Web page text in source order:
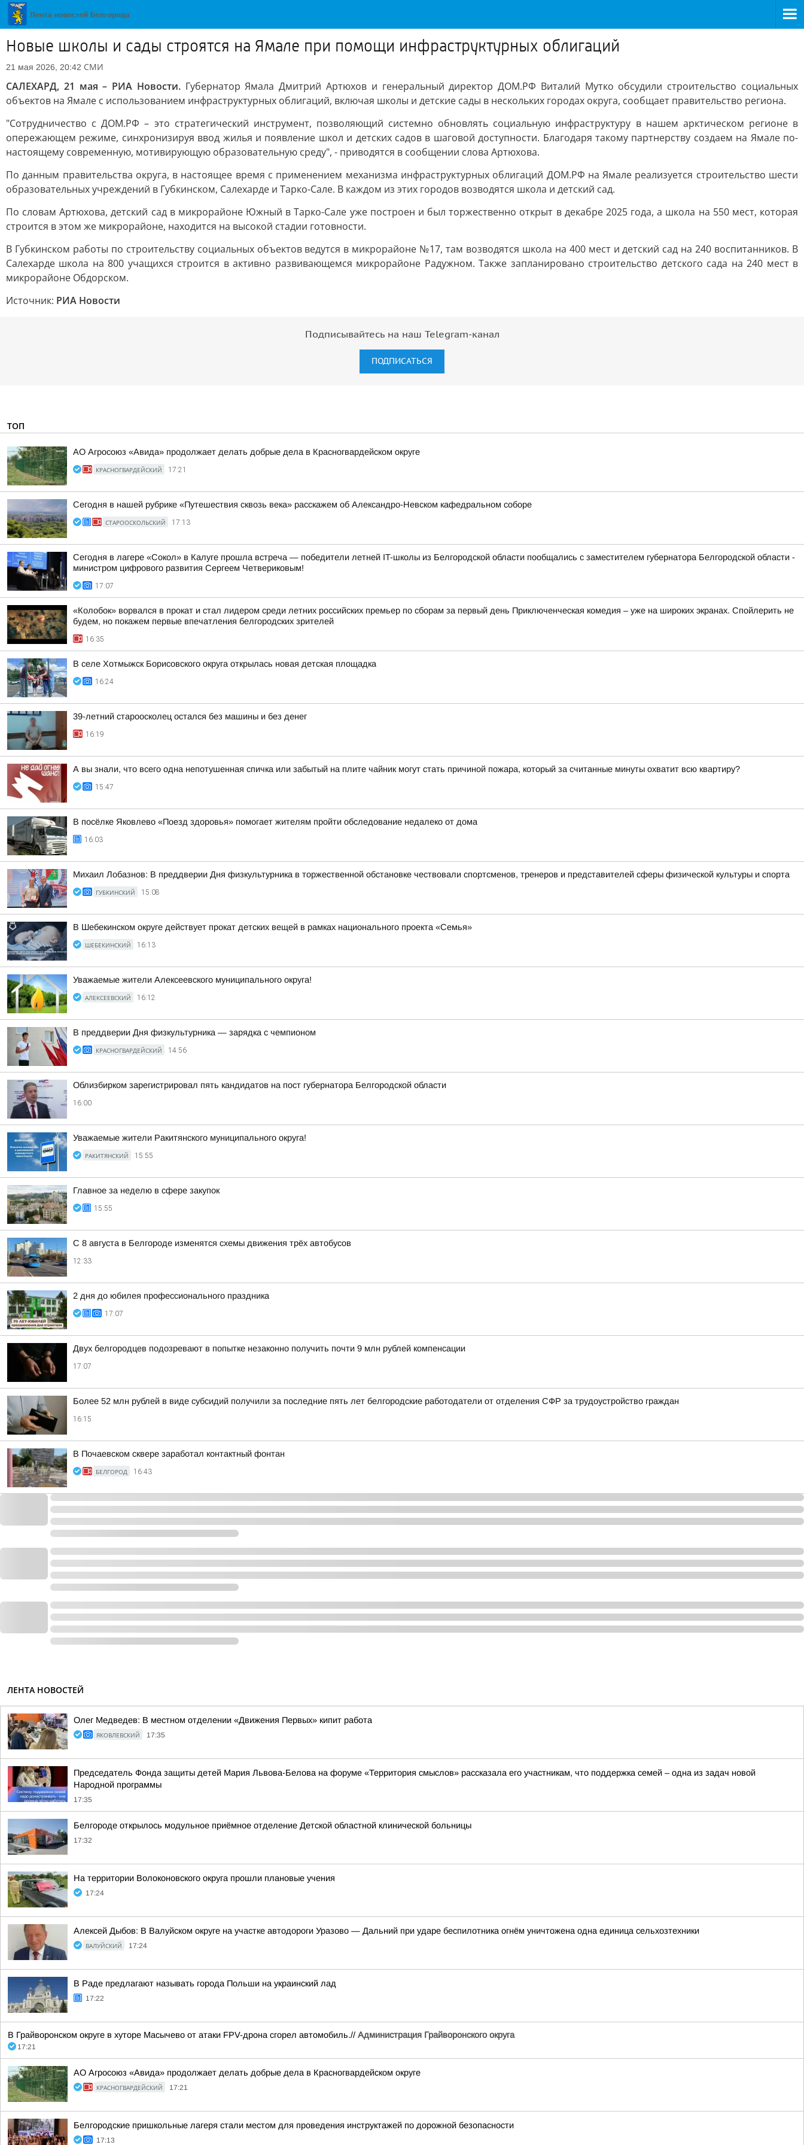
Новые школы и сады строятся на Ямале при помощи инфраструктурных облигаций
21 мая 2026, 20:42 СМИ
САЛЕХАРД, 21 мая – РИА Новости.Губернатор Ямала Дмитрий Артюхов и генеральный директор ДОМ.РФ Виталий Мутко обсудили строительство социальных
объектов на Ямале с использованием инфраструктурных облигаций, включая школы и детские сады в нескольких городах округа, сообщает правительство региона.
"Сотрудничество с ДОМ.РФ – это стратегический инструмент, позволяющий системно обновлять социальную инфраструктуру в нашем арктическом регионе в
опережающем режиме, синхронизируя ввод жилья и появление школ и детских садов в шаговой доступности. Благодаря такому партнерству создаем на Ямале по-
настоящему современную, мотивирующую образовательную среду", - приводятся в сообщении слова Артюхова.
По данным правительства округа, в настоящее время с применением механизма инфраструктурных облигаций ДОМ.РФ на Ямале реализуется строительство шести
образовательных учреждений в Губкинском, Салехарде и Тарко-Сале. В каждом из этих городов возводятся школа и детский сад.
По словам Артюхова, детский сад в микрорайоне Южный в Тарко-Сале уже построен и был торжественно открыт в декабре 2025 года, а школа на 550 мест, которая
строится в этом же микрорайоне, находится на высокой стадии готовности.
В Губкинском работы по строительству социальных объектов ведутся в микрорайоне №17, там возводятся школа на 400 мест и детский сад на 240 воспитанников. В
Салехарде школа на 800 учащихся строится в активно развивающемся микрорайоне Радужном. Также запланировано строительство детского сада на 240 мест в
микрорайоне Обдорском.
Источник: РИА Новости
Подписывайтесь на наш Telegram-канал
ПОДПИСАТЬСЯ
ТОП
АО Агросоюз «Авида» продолжает делать добрые дела в Красногвардейском округе
КРАСНОГВАРДЕЙСКИЙ 17:21
Сегодня в нашей рубрике «Путешествия сквозь века» расскажем об Александро-Невском кафедральном соборе
СТАРООСКОЛЬСКИЙ 17:13
Сегодня в лагере «Сокол» в Калуге прошла встреча — победители летней IT-школы из Белгородской области пообщались с заместителем губернатора Белгородской области -
министром цифрового развития Сергеем Четвериковым!
17:07
«Колобок» ворвался в прокат и стал лидером среди летних российских премьер по сборам за первый день Приключенческая комедия – уже на широких экранах. Спойлерить не
будем, но покажем первые впечатления белгородских зрителей
16:35
В селе Хотмыжск Борисовского округа открылась новая детская площадка
16:24
39-летний староосколец остался без машины и без денег
16:19
А вы знали, что всего одна непотушенная спичка или забытый на плите чайник могут стать причиной пожара, который за считанные минуты охватит всю квартиру?
15:47
В посёлке Яковлево «Поезд здоровья» помогает жителям пройти обследование недалеко от дома
16:03
Михаил Лобазнов: В преддверии Дня физкультурника в торжественной обстановке чествовали спортсменов, тренеров и представителей сферы физической культуры и спорта
ГУБКИНСКИЙ 15:08
В Шебекинском округе действует прокат детских вещей в рамках национального проекта «Семья»
ШЕБЕКИНСКИЙ 16:13
Уважаемые жители Алексеевского муниципального округа!
АЛЕКСЕЕВСКИЙ 16:12
В преддверии Дня физкультурника — зарядка с чемпионом
КРАСНОГВАРДЕЙСКИЙ 14:56
Облизбирком зарегистрировал пять кандидатов на пост губернатора Белгородской области
16:00
Уважаемые жители Ракитянского муниципального округа!
РАКИТЯНСКИЙ 15:55
Главное за неделю в сфере закупок
15:55
С 8 августа в Белгороде изменятся схемы движения трёх автобусов
12:33
2 дня до юбилея профессионального праздника
17:07
Двух белгородцев подозревают в попытке незаконно получить почти 9 млн рублей компенсации
17:07
Более 52 млн рублей в виде субсидий получили за последние пять лет белгородские работодатели от отделения СФР за трудоустройство граждан
16:15
В Почаевском сквере заработал контактный фонтан
БЕЛГОРОД 16:43
ЛЕНТА НОВОСТЕЙ
Олег Медведев: В местном отделении «Движения Первых» кипит работа
ЯКОВЛЕВСКИЙ 17:35
Председатель Фонда защиты детей Мария Львова-Белова на форуме «Территория смыслов» рассказала его участникам, что поддержка семей – одна из задач новой
Народной программы
17:35
Белгороде открылось модульное приёмное отделение Детской областной клинической больницы
17:32
На территории Волоконовского округа прошли плановые учения
17:24
Алексей Дыбов: В Валуйском округе на участке автодороги Уразово — Дальний при ударе беспилотника огнём уничтожена одна единица сельхозтехники
ВАЛУЙСКИЙ 17:24
В Раде предлагают называть города Польши на украинский лад
17:22
В Грайворонском округе в хуторе Масычево от атаки FPV-дрона сгорел автомобиль.// Администрация Грайворонского округа
17:21
АО Агросоюз «Авида» продолжает делать добрые дела в Красногвардейском округе
КРАСНОГВАРДЕЙСКИЙ 17:21
Белгородские пришкольные лагеря стали местом для проведения инструктажей по дорожной безопасности
17:13